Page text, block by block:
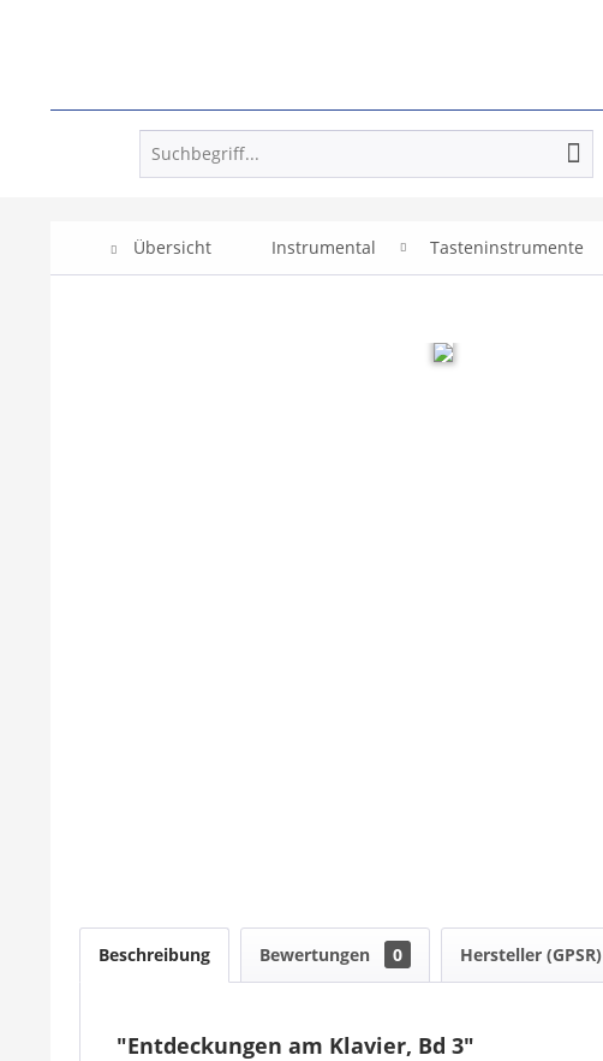
Übersicht Instrumental Tasteninstrumente
Beschreibung Bewertungen 0 Hersteller (GPSR)
"Entdeckungen am Klavier, Bd 3"